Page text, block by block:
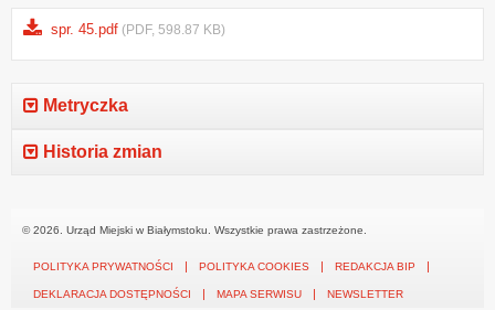
spr. 45.pdf (PDF, 598.87 KB)
Metryczka
Historia zmian
© 2026. Urząd Miejski w Białymstoku. Wszystkie prawa zastrzeżone.
POLITYKA PRYWATNOŚCI POLITYKA COOKIES REDAKCJA BIP
DEKLARACJA DOSTĘPNOŚCI MAPA SERWISU NEWSLETTER